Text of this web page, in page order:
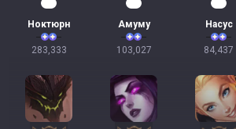
Ноктюрн
283,333
Амуму
103,027
Насус
84,437